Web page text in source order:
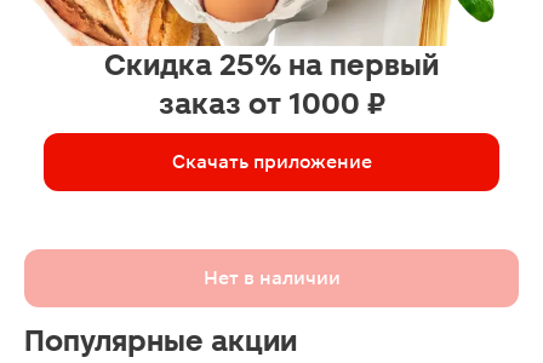
Скидка 25% на первый
заказ от 1000 ₽
Скачать приложение
Нет в наличии
Популярные акции